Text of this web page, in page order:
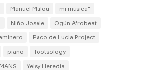
Manuel Malou
mi música"
Niño Josele
Ogún Afrobeat
Paco de Lucia Project
piano
Tootsology
Yelsy Heredia